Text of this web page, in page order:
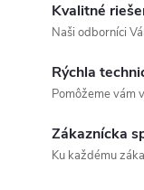
Kvalitné
Naši odborníci
Rýchla
Pomôžeme vám
Zákaznícka
Ku každému